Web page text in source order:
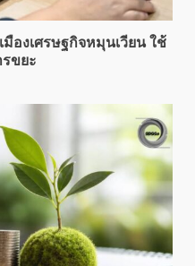
องเศรษฐกิจหมุนเวียน ใช้
รขยะ